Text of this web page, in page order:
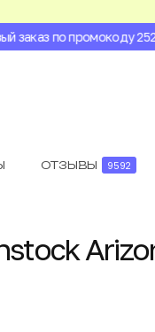
заказ по промокоду 2525
ОТЗЫВЫ 9592